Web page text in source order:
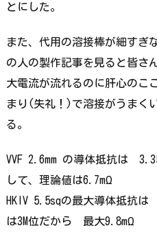
とにした。
また、代用の溶接棒が細すぎ
の人の製作記事を見ると皆さ
大電流が流れるのに肝心のこ
まり(失礼！)で溶接がうまく
る。
VVF 2.6mm の導体抵抗は
して、理論値は6.7mΩ
HKIV 5.5sqの最大導体抵抗
は3M位だから 最大9.8mΩ